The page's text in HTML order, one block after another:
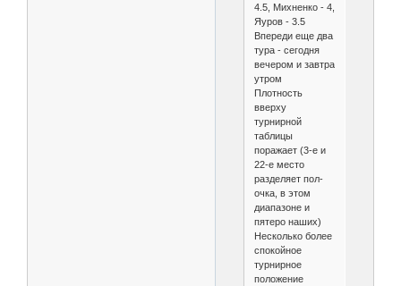
4.5, Михненко - 4,
Яуров - 3.5
Впереди еще два
тура - сегодня
вечером и завтра
утром
Плотность
вверху
турнирной
таблицы
поражает (3-е и
22-е место
разделяет пол-
очка, в этом
диапазоне и
пятеро наших)
Несколько более
спокойное
турнирное
положение